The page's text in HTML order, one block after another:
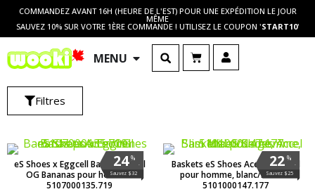
COMMANDEZ AVANT 16H (HEURE DE L'EST) POUR UNE EXPÉDITION LE JOUR
MÊME
SAUVEZ 10% SUR VOTRE 1ÈRE COMMANDE ! UTILISEZ LE COUPON 'START10'
MENU
Filtres
%
.
24
Sauvez $32
eS Shoes x Eggcell Baskets Accel
OG Bananas pour hommes
5107000135.719
%
.
22
Sauvez $25
Baskets eS Shoes Accel Slim Mid
pour homme, blanc/marron
5101000147.177